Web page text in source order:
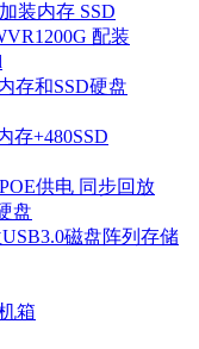
装内存 SSD
配装
存和SSD硬盘
存+480SSD
供电 同步回放
盘
磁盘阵列存储
箱